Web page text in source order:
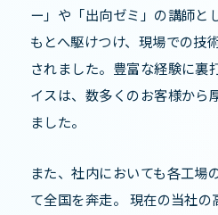
ー」や「出向ゼミ」の講師と
もとへ駆けつけ、現場での技
されました。豊富な経験に裏
イスは、数多くのお客様から
ました。
また、社内においても各工場
て全国を奔走。 現在の当社